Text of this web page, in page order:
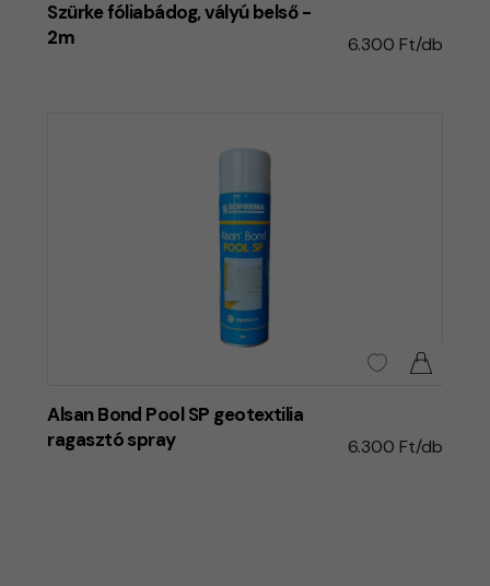
Szürke fóliabádog, vályú belső -
2m
6.300 Ft/db
Alsan Bond Pool SP geotextilia
ragasztó spray
6.300 Ft/db